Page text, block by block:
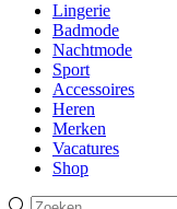
Lingerie
Badmode
Nachtmode
Sport
Accessoires
Heren
Merken
Vacatures
Shop